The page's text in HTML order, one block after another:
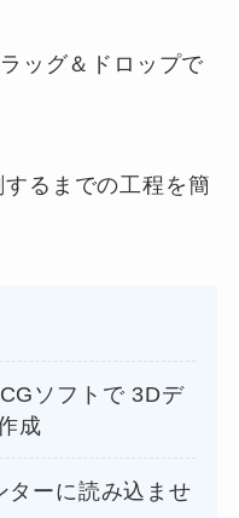
ッグ＆ドロップで
るまでの工程を簡
ソフトで 3Dデ
成
ターに読み込ませ